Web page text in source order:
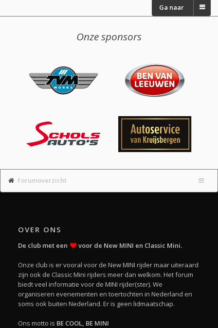
Ga naar
Onze sponsors
Forumoverzicht
OVER ONS
De club met een voor de New MINI en Classic Mini.
Onze club is er vooral voor de New MINI rijder maar uiteraard
zijn ook de Classic Mini rijders meer dan welkom. Het forum
biedt veel informatie voor de MINI rijder(ster). We
organiseren evenementen en toertochten in Nederland en
soms ook buiten Nederland. Er is geen lidmaatschap.
Ons motto is BE COOL, BE MINI